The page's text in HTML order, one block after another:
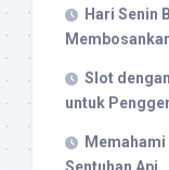
Hari Senin
Slot
untuk